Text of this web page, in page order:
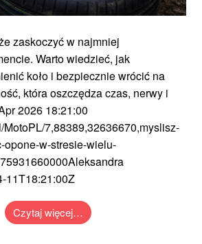
zaskoczyć w najmniej
Warto wiedzieć, jak
koło i bezpiecznie wrócić na
która oszczędza czas, nerwy i
2026 18:21:00
MotoPL/7,88389,32636670,myslisz-
opone-w-stresie-wielu-
11T18:21:00Z
Czytaj więcej…